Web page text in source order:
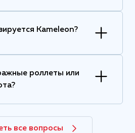
Kameleon?
роллеты или
все вопросы